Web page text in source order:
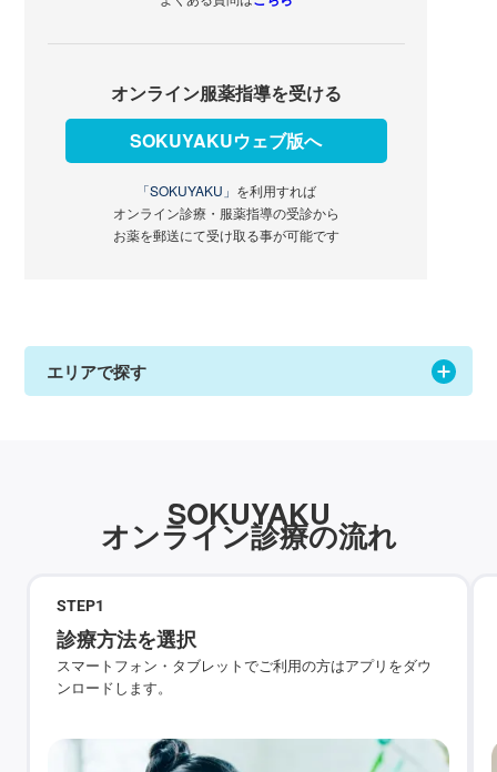
オンライン服薬指導を受ける
SOKUYAKUウェブ版へ
「SOKUYAKU」 を利用すれば
オンライン診療・服薬指導の受診から
お薬を郵送にて受け取る事が可能です
エリアで探す
SOKUYAKU
オンライン診療の流れ
STEP1
診療方法を選択
スマートフォン・タブレットでご利用の方はアプリをダウ
ンロードします。